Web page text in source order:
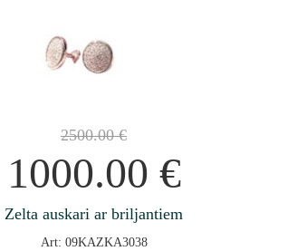
2500.00€
1000.00 €
Zelta auskari ar briljantiem
Art: 09KAZKA3038